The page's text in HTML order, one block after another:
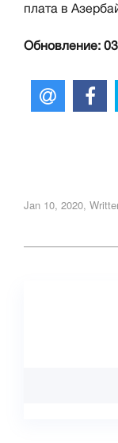
плата в
Обновление:
Jan 10, 2020,